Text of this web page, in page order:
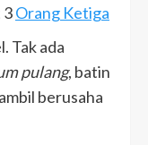
3Orang Ketiga
Tak ada
pulang, batin
berusaha